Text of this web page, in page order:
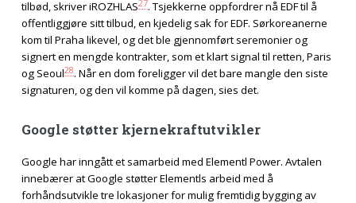
tilbød, skriver iROZHLAS27. Tsjekkerne oppfordrer nå EDF til å
offentliggjøre sitt tilbud, en kjedelig sak for EDF. Sørkoreanerne
kom til Praha likevel, og det ble gjennomført seremonier og
signert en mengde kontrakter, som et klart signal til retten, Paris
og Seoul28. Når en dom foreligger vil det bare mangle den siste
signaturen, og den vil komme på dagen, sies det.
Google støtter kjernekraftutvikler
Google har inngått et samarbeid med Elementl Power. Avtalen
innebærer at Google støtter Elementls arbeid med å
forhåndsutvikle tre lokasjoner for mulig fremtidig bygging av